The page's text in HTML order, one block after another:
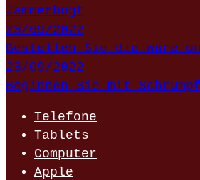
Jammerbugt
23/09/2022
Bestellen Sie die Ware
23/09/2022
Beginnen Sie mit
Telefone
Tablets
Computer
Apple